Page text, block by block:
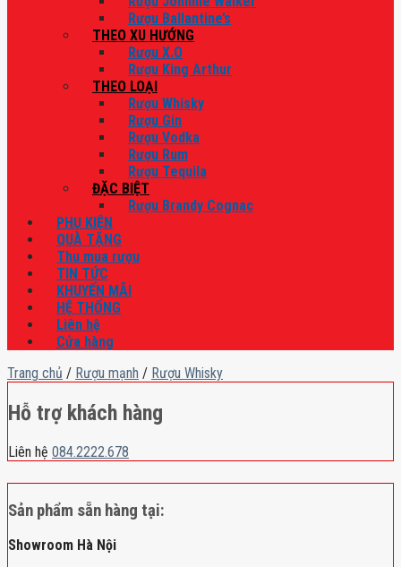
Rượu Ballantine’s
THEO XU HƯỚNG
Rượu X.O
Rượu King Arthur
THEO LOẠI
Rượu Whisky
Rượu Gin
Rượu Vodka
Rượu Rum
Rượu Tequila
ĐẶC BIỆT
Rượu Brandy Cognac
PHỤ KIỆN
QUÀ TẶNG
Thu mua rượu
TIN TỨC
KHUYẾN MÃI
HỆ THỐNG
Liên hệ
Cửa hàng
Trang chủ / Rượu mạnh / Rượu Whisky
Hỗ trợ khách hàng
Liên hệ 084.2222.678
Sản phẩm sẵn hàng tại:
Showroom Hà Nội